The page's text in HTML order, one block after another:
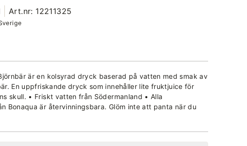
Art.nr: 12211325
är en kolsyrad dryck baserad på vatten med smak av
En uppfriskande dryck som innehåller lite fruktjuice för
skull. • Friskt vatten från Södermanland • Alla
Bonaqua är återvinningsbara. Glöm inte att panta när du